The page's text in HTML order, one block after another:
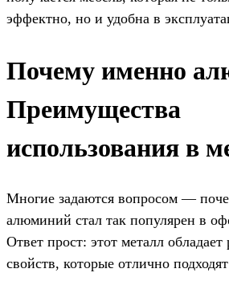
эффектно, но и удобна в
Почему именно
Преимущества
использования в
Многие задаются вопросом —
алюминий стал так популярен в
Ответ прост: этот металл
свойств, которые отлично